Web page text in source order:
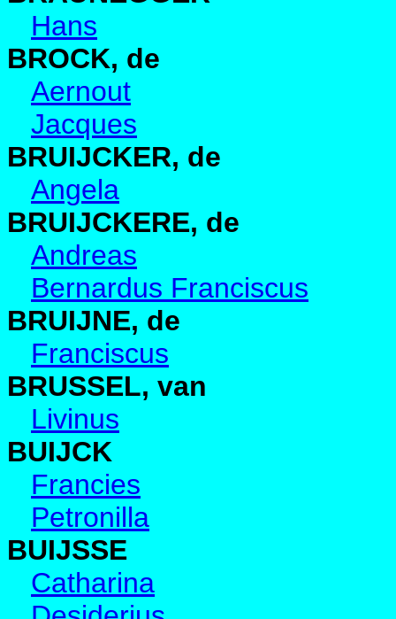
Hans
BROCK, de
Aernout
Jacques
BRUIJCKER, de
Angela
BRUIJCKERE, de
Andreas
Bernardus Franciscus
BRUIJNE, de
Franciscus
BRUSSEL, van
Livinus
BUIJCK
Francies
Petronilla
BUIJSSE
Catharina